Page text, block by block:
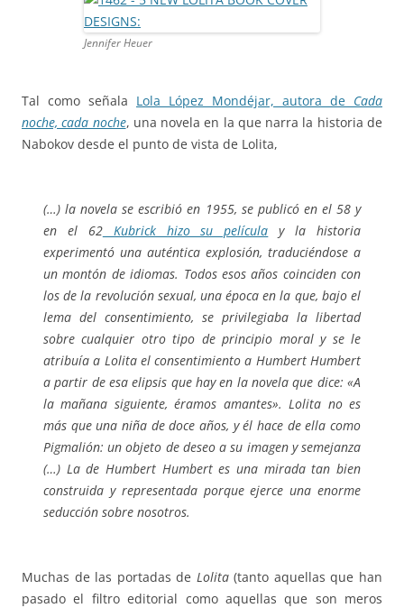
Jennifer Heuer
Tal como señala Lola López Mondéjar, autora de Cada
noche, cada noche, una novela en la que narra la historia de
Nabokov desde el punto de vista de Lolita,
(…) la novela se escribió en 1955, se publicó en el 58 y
en el 62Kubrick hizo su película y la historia
experimentó una auténtica explosión, traduciéndose a
un montón de idiomas. Todos esos años coinciden con
los de la revolución sexual, una época en la que, bajo el
lema del consentimiento, se privilegiaba la libertad
sobre cualquier otro tipo de principio moral y se le
atribuía a Lolita el consentimiento a Humbert Humbert
a partir de esa elipsis que hay en la novela que dice: «A
la mañana siguiente, éramos amantes». Lolita no es
más que una niña de doce años, y él hace de ella como
Pigmalión: un objeto de deseo a su imagen y semejanza
(…) La de Humbert Humbert es una mirada tan bien
construida y representada porque ejerce una enorme
seducción sobre nosotros.
Muchas de las portadas de Lolita(tanto aquellas que han
pasado el filtro editorial como aquellas que son meros